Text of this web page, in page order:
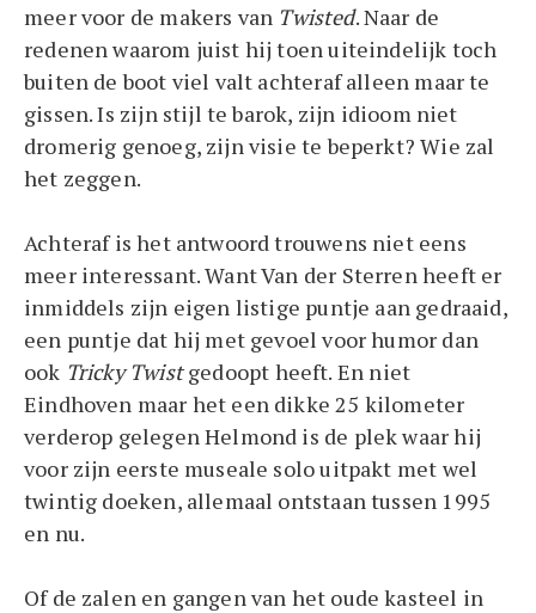
meer voor de makers van Twisted. Naar de
redenen waarom juist hij toen uiteindelijk toch
buiten de boot viel valt achteraf alleen maar te
gissen. Is zijn stijl te barok, zijn idioom niet
dromerig genoeg, zijn visie te beperkt? Wie zal
het zeggen.
Achteraf is het antwoord trouwens niet eens
meer interessant. Want Van der Sterren heeft er
inmiddels zijn eigen listige puntje aan gedraaid,
een puntje dat hij met gevoel voor humor dan
ook Tricky Twistgedoopt heeft. En niet
Eindhoven maar het een dikke 25 kilometer
verderop gelegen Helmond is de plek waar hij
voor zijn eerste museale solo uitpakt met wel
twintig doeken, allemaal ontstaan tussen 1995
en nu.
Of de zalen en gangen van het oude kasteel in